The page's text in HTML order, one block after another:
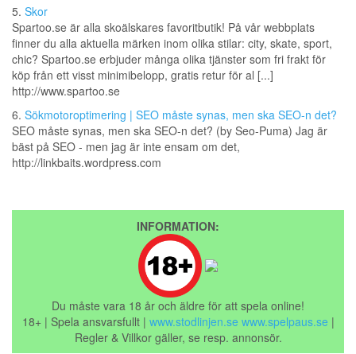
5. Skor
Spartoo.se är alla skoälskares favoritbutik! På vår webbplats
finner du alla aktuella märken inom olika stilar: city, skate, sport,
chic? Spartoo.se erbjuder många olika tjänster som fri frakt för
köp från ett visst minimibelopp, gratis retur för al [...]
http://www.spartoo.se
6. Sökmotoroptimering | SEO måste synas, men ska SEO-n det?
SEO måste synas, men ska SEO-n det? (by Seo-Puma) Jag är
bäst på SEO - men jag är inte ensam om det,
http://linkbaits.wordpress.com
INFORMATION:
Du måste vara 18 år och äldre för att spela online!
18+ | Spela ansvarsfullt | www.stodlinjen.se www.spelpaus.se |
Regler & Villkor gäller, se resp. annonsör.